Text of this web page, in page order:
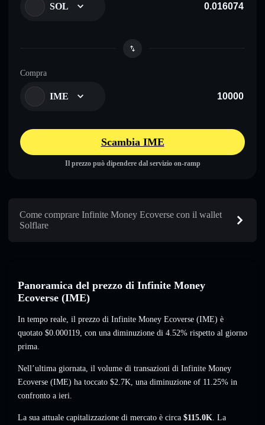
SOL
Compra
IME
Scambia IME
Il prezzo può dipendere dal servizio on-ramp
Come comprare Infinite Money Ecoverse con il wallet
Solflare
Panoramica del prezzo di Infinite Money
Ecoverse (IME)
In tempo reale, il prezzo di Infinite Money Ecoverse (IME) è
quotato $0.000119, con una diminuzione di 4.52% rispetto al giorno
prima.
Nell’ultima giornata, il volume di transazioni di Infinite Money
Ecoverse (IME) ha toccato $2.7K, una diminuzione of 11.25% in
confronto a ieri.
La sua attuale capitalizzazione di mercato è circa $115.0K. La